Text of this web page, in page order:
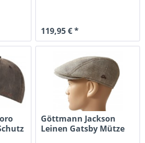
119,95 € *
Göttmann Jackson
Leinen Gatsby Mütze